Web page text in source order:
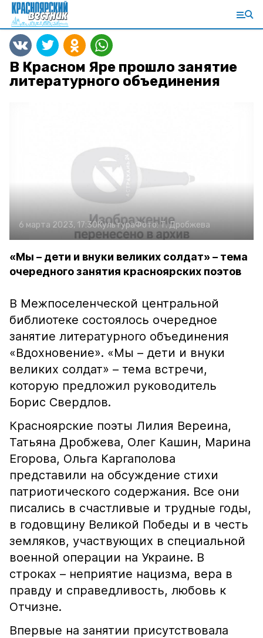
В Красном Яре прошло занятие
литературного объединения
6 марта 2023, 17:30КультураФото:Т. Дробжева
«Мы – дети и внуки великих солдат» – тема
очередного занятия красноярских поэтов
В Межпоселенческой центральной
библиотеке состоялось очередное
занятие литературного объединения
«Вдохновение». «Мы – дети и внуки
великих солдат» – тема встречи,
которую предложил руководитель
Борис Свердлов.
Красноярские поэты Лилия Вереина,
Татьяна Дробжева, Олег Кашин, Марина
Егорова, Ольга Каргаполова
представили на обсуждение стихи
патриотического содержания. Все они
писались в счастливые и трудные годы,
в годовщину Великой Победы и в честь
земляков, участвующих в специальной
военной операции на Украине. В
строках – неприятие нацизма, вера в
правду и справедливость, любовь к
Отчизне.
Впервые на занятии присутствовала